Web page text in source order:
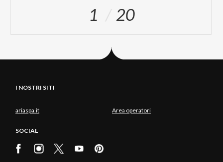
1 20
I NOSTRI SITI
ariaspa.it Area operatori
SOCIAL